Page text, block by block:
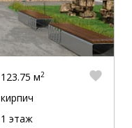
123.75 м2
кирпич
1 этаж